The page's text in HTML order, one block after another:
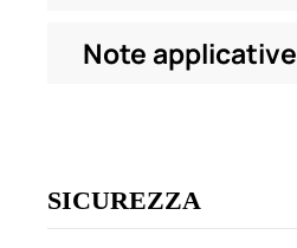
Note applicative
SICUREZZA